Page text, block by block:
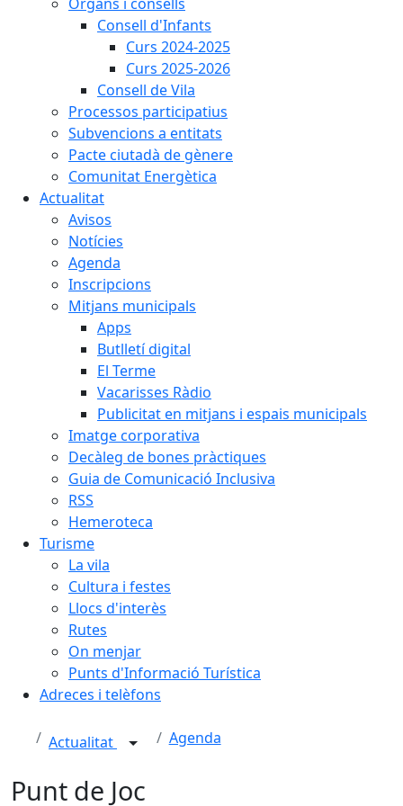
Consell d'Infants
Curs 2024-2025
Curs 2025-2026
Consell de Vila
Processos participatius
Subvencions a entitats
Pacte ciutadà de gènere
Comunitat Energètica
Actualitat
Avisos
Notícies
Agenda
Inscripcions
Mitjans municipals
Apps
Butlletí digital
El Terme
Vacarisses Ràdio
Publicitat en mitjans i espais municipals
Imatge corporativa
Decàleg de bones pràctiques
Guia de Comunicació Inclusiva
RSS
Hemeroteca
Turisme
La vila
Cultura i festes
Llocs d'interès
Rutes
On menjar
Punts d'Informació Turística
Adreces i telèfons
Actualitat Agenda
Punt de Joc